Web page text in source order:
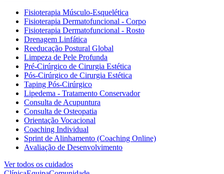
Fisioterapia Músculo-Esquelética
Fisioterapia Dermatofuncional - Corpo
Fisioterapia Dermatofuncional - Rosto
Drenagem Linfática
Reeducação Postural Global
Limpeza de Pele Profunda
Pré-Cirúrgico de Cirurgia Estética
Pós-Cirúrgico de Cirurgia Estética
Taping Pós-Cirúrgico
Lipedema - Tratamento Conservador
Consulta de Acupuntura
Consulta de Osteopatia
Orientação Vocacional
Coaching Individual
Sprint de Alinhamento (Coaching Online)
Avaliação de Desenvolvimento
Ver todos os cuidados